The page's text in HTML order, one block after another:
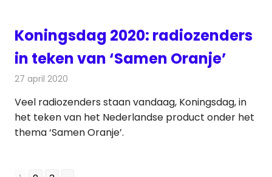
Koningsdag 2020: radiozenders
in teken van ‘Samen Oranje’
27 april 2020
Veel radiozenders staan vandaag, Koningsdag, in
het teken van het Nederlandse product onder het
thema ‘Samen Oranje’.